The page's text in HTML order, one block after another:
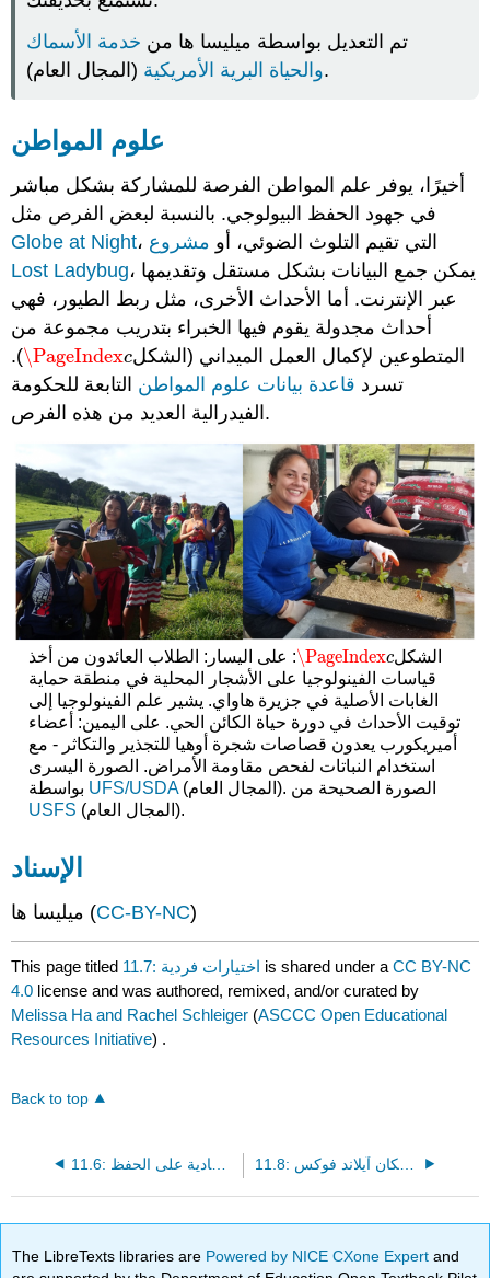
تم التعديل بواسطة ميليسا ها من خدمة الأسماك
والحياة البرية الأمريكية(المجال العام).
علوم المواطن
أخيرًا، يوفر علم المواطن الفرصة للمشاركة بشكل مباشر
في جهود الحفظ البيولوجي. بالنسبة لبعض الفرص مثل
Globe at Night
، التي تقيم التلوث الضوئي، أو مشروع
Lost Ladybug، يمكن جمع البيانات بشكل مستقل وتقديمها
عبر الإنترنت. أما الأحداث الأخرى، مثل ربط الطيور، فهي
أحداث مجدولة يقوم فيها الخبراء بتدريب مجموعة من
المتطوعين لإكمال العمل الميداني (الشكل \PageIndexc
\PageIndexc
).
تسرد قاعدة بيانات علوم المواطن التابعة للحكومة
الفيدرالية العديد من هذه الفرص.
الشكل \PageIndexc
\PageIndexc
: على اليسار: الطلاب العائدون من أخذ
قياسات الفينولوجيا على الأشجار المحلية في منطقة حماية
الغابات الأصلية في جزيرة هاواي. يشير علم الفينولوجيا إلى
توقيت الأحداث في دورة حياة الكائن الحي. على اليمين: أعضاء
أميريكورب يعدون قصاصات شجرة أوهيا للتجذير والتكاثر - مع
استخدام النباتات لفحص مقاومة الأمراض. الصورة اليسرى
UFS/USDA
(المجال العام). الصورة الصحيحة من
USFS
(المجال العام).
الإسناد
ميليسا ها (CC-BY-NC)
This page titled 11.7: اختيارات فردية is shared under aCC BY-NC
4.0 license and was authored, remixed, and/or curated by
Melissa Ha and Rachel Schleiger (ASCCC Open Educational
Resources Initiative) .
Back to top
11.6: التأثيرات الاقتصادية على الحفظ 11.8: داتا دايف - سكان آيلاند فوكس
The LibreTexts libraries are Powered by NICE CXone Expertand